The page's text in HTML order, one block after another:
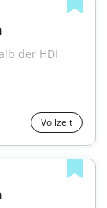
der HDI
Vollzeit